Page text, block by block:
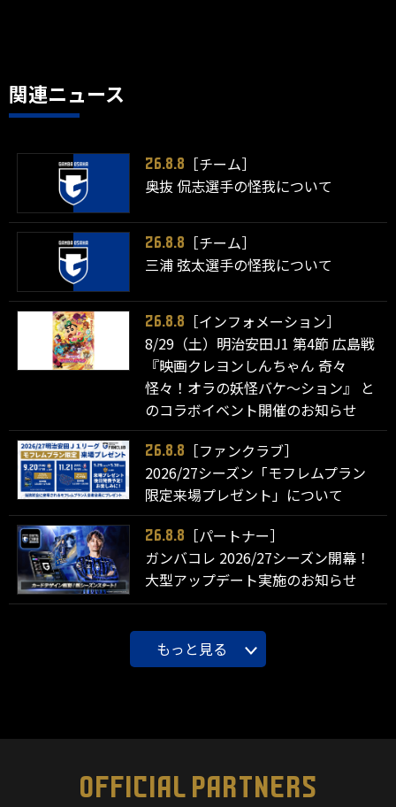
関連ニュース
26.8.8
［チーム］
奥抜 侃志選手の怪我について
26.8.8
［チーム］
三浦 弦太選手の怪我について
26.8.8
［インフォメーション］
8/29（土）明治安田J1 第4節 広島戦
『映画クレヨンしんちゃん 奇々
怪々！オラの妖怪バケ～ション』 と
のコラボイベント開催のお知らせ
26.8.8
［ファンクラブ］
2026/27シーズン「モフレムプラン
限定来場プレゼント」について
26.8.8
［パートナー］
ガンバコレ 2026/27シーズン開幕！
大型アップデート実施のお知らせ
もっと見る
OFFICIAL PARTNERS